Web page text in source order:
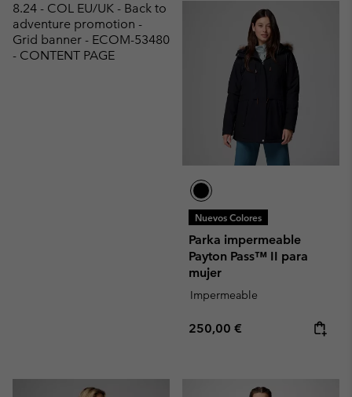
8.24 - COL EU/UK - Back to
adventure promotion -
Grid banner - ECOM-53480
- CONTENT PAGE
Nuevos Colores
Parka impermeable
Payton Pass™ II para
mujer
Impermeable
Regular price:
250,00 €